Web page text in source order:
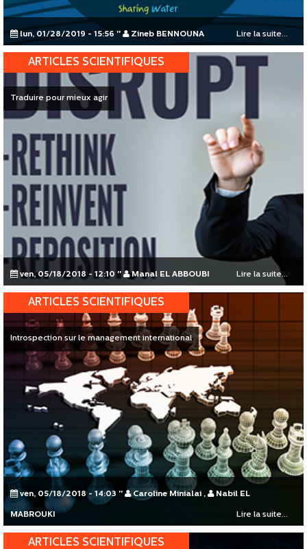
lun, 01/28/2019 - 15:56 " Zineb BENNOUNA Lire la suite...
Traduire pour mieux agir
ARTICLES SCIENTIFIQUES
ven, 05/18/2018 - 12:10 " Manal EL ABBOUBI Lire la suite...
Introspection sur le management international
ARTICLES SCIENTIFIQUES
ven, 05/18/2018 - 14:03 " Caroline Minialai , Nabil EL
MABROUKI Lire la suite...
ARTICLES SCIENTIFIQUES